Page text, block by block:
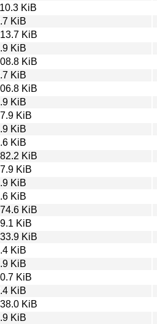
KiB
KiB
KiB
KiB
KiB
KiB
KiB
KiB
KiB
KiB
KiB
KiB
KiB
KiB
KiB
KiB
KiB
KiB
KiB
KiB
KiB
KiB
KiB
KiB